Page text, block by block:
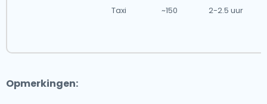
Taxi ~150 2-2.5 uur
Opmerkingen: